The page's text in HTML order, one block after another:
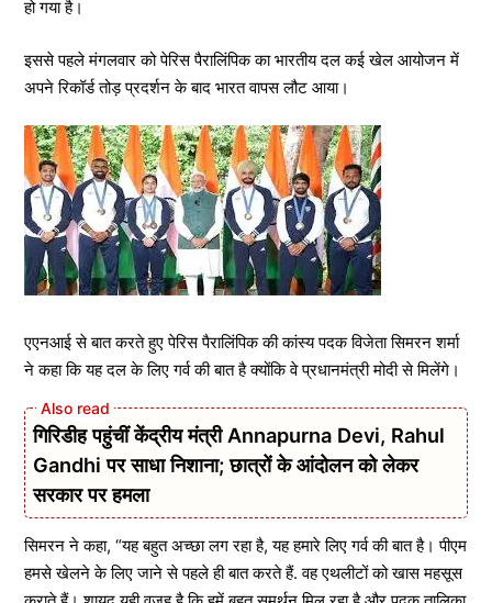
हो गया है।
इससे पहले मंगलवार को पेरिस पैरालिंपिक का भारतीय दल कई खेल आयोजन में
अपने रिकॉर्ड तोड़ प्रदर्शन के बाद भारत वापस लौट आया।
एएनआई से बात करते हुए पेरिस पैरालिंपिक की कांस्य पदक विजेता सिमरन शर्मा
ने कहा कि यह दल के लिए गर्व की बात है क्योंकि वे प्रधानमंत्री मोदी से मिलेंगे।
गिरिडीह पहुंचीं केंद्रीय मंत्री Annapurna Devi, Rahul
Gandhi पर साधा निशाना; छात्रों के आंदोलन को लेकर
सरकार पर हमला
सिमरन ने कहा, “यह बहुत अच्छा लग रहा है, यह हमारे लिए गर्व की बात है। पीएम
हमसे खेलने के लिए जाने से पहले ही बात करते हैं. वह एथलीटों को खास महसूस